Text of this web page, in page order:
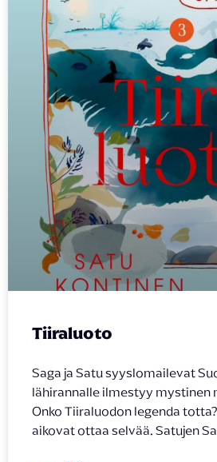
Tiiraluoto
Saga ja Satu syyslomailevat
lähirannalle ilmestyy mystinen
Onko Tiiraluodon legenda
aikovat ottaa selvää. Satujen